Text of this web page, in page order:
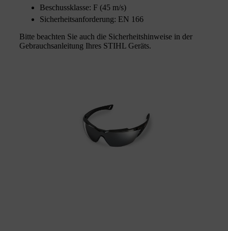
Beschussklasse: F (45 m/s)
Sicherheitsanforderung: EN 166
Bitte beachten Sie auch die Sicherheitshinweise in der
Gebrauchsanleitung Ihres STIHL Geräts.